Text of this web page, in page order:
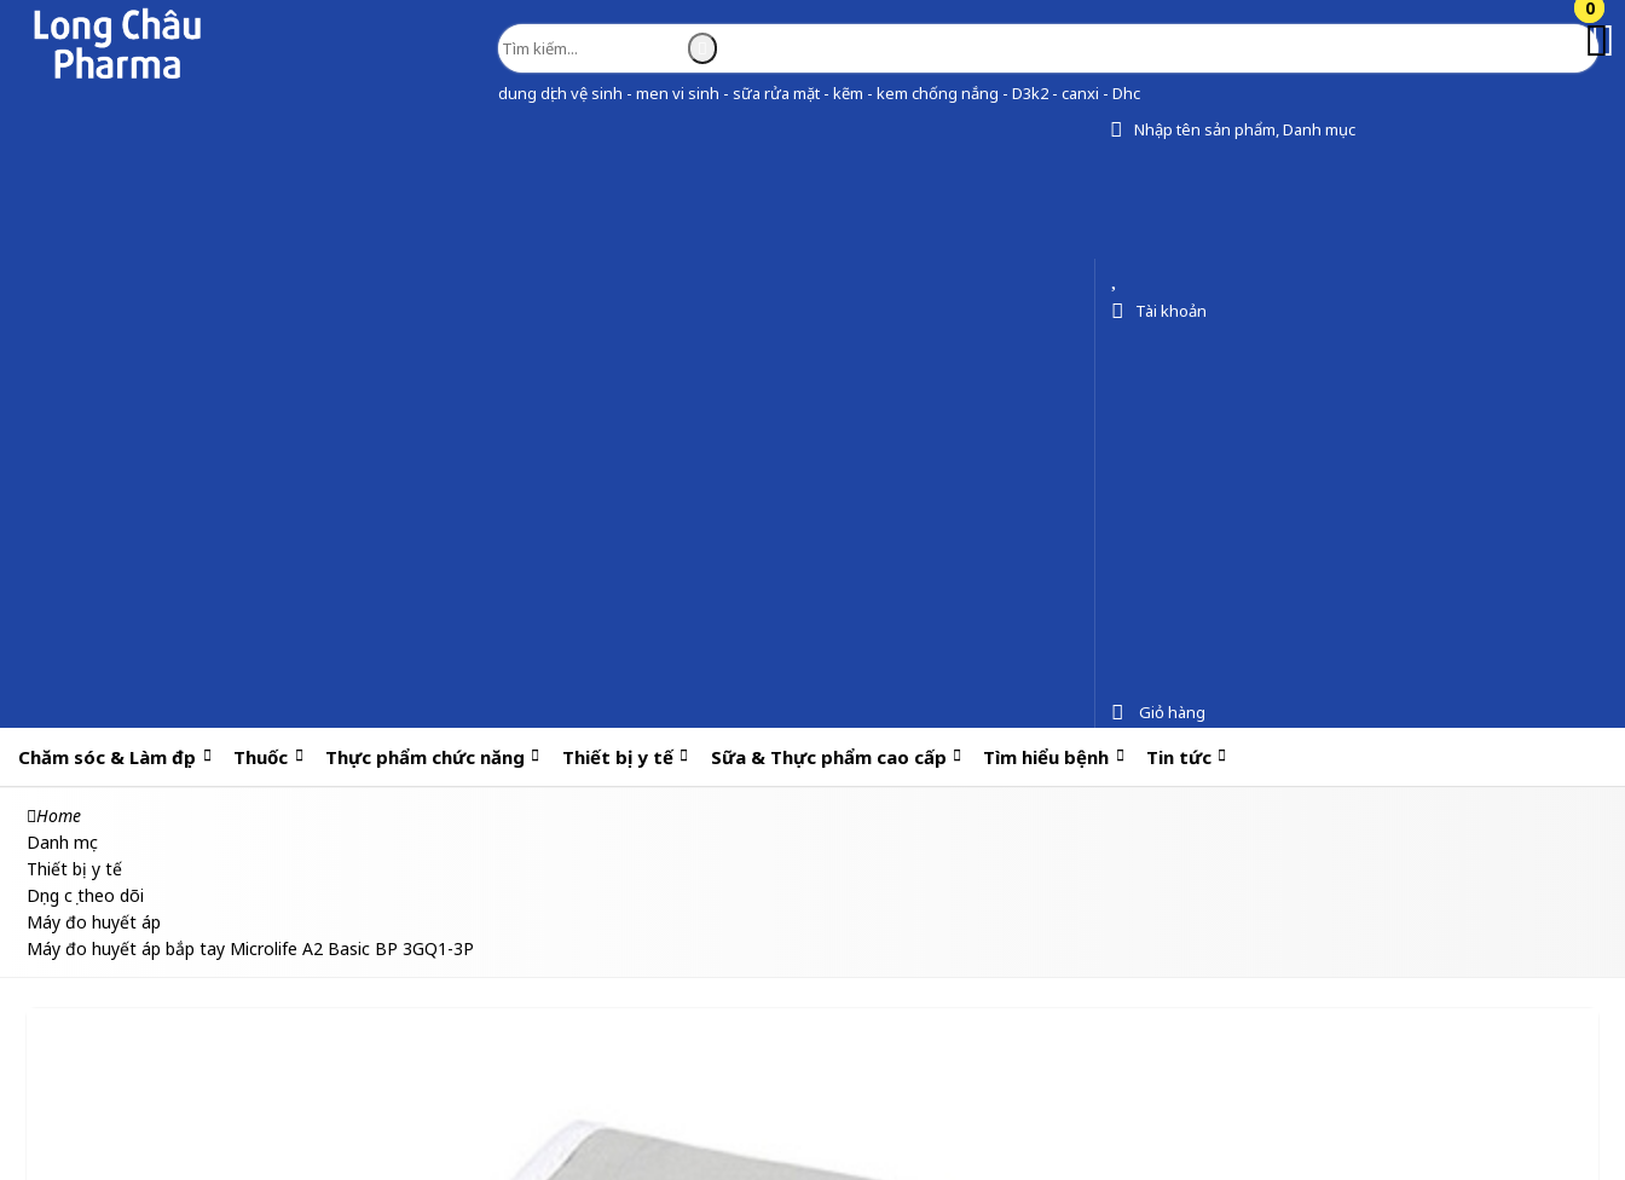
dung dịch vệ sinh - men vi sinh - sữa rửa mặt - kẽm - kem chống nắng - D3k2 - canxi - Dhc
Nhập tên sản phẩm, Danh mục
0
Tài khoản
0
Giỏ hàng
Chăm sóc & Làm đẹp Thuốc Thực phẩm chức năng Thiết bị y tế Sữa & Thực phẩm cao cấp Tìm hiểu bệnh Tin tức
Home
Danh mục
Thiết bị y tế
Dụng cụ theo dõi
Máy đo huyết áp
Máy đo huyết áp bắp tay Microlife A2 Basic BP 3GQ1-3P